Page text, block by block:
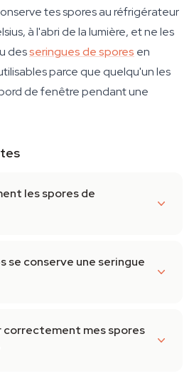
tes spores au réfrigérateur
à l'abri de la lumière, et ne les
desseringues de spores en
parce que quelqu'un les
de fenêtre pendant une
les spores de
se conserve une seringue
correctement mes spores